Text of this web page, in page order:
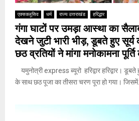
एक्सक्लूसिव धर्म राज्य उत्तराखंड हरिद्धार
गंगा घाटों पर उमड़ा आस्था का
देखने जुटी भारी भीड़, डूबते हुए सूर्य
छठ व्रतियों ने मांगा मनोकामना
यमुनोत्री express ब्यूरो हरिद्वार हरिद्वार।
के साथ छठ पूजा का तीसरा चरण पूरा हो गया। जिसमें...